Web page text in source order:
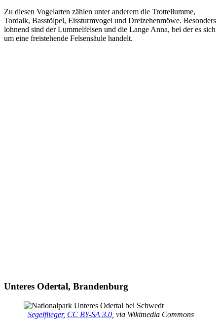
Zu diesen Vogelarten zählen unter anderem die Trottellumme,
Tordalk, Basstölpel, Eissturmvogel und Dreizehenmöwe. Besonders
lohnend sind der Lummelfelsen und die Lange Anna, bei der es sich
um eine freistehende Felsensäule handelt.
Unteres Odertal, Brandenburg
Segelflieger, CC BY-SA 3.0, via Wikimedia Commons